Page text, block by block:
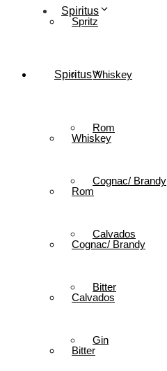
Spiritus
Whiskey
Rom
Cognac/ Brandy
Calvados
Bitter
Gin
Spritz
Spiritus
Whiskey
Rom
Cognac/ Brandy
Calvados
Bitter